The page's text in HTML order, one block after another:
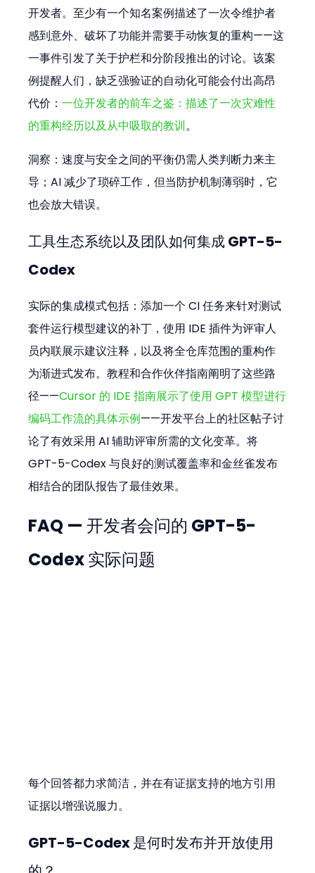
开发者。至少有一个知名案例描述了一次令维护者
感到意外、破坏了功能并需要手动恢复的重构——这
一事件引发了关于护栏和分阶段推出的讨论。该案
例提醒人们，缺乏强验证的自动化可能会付出高昂
代价：一位开发者的前车之鉴：描述了一次灾难性
的重构经历以及从中吸取的教训。
洞察：速度与安全之间的平衡仍需人类判断力来主
导；AI 减少了琐碎工作，但当防护机制薄弱时，它
也会放大错误。
工具生态系统以及团队如何集成 GPT-5-
Codex
实际的集成模式包括：添加一个 CI 任务来针对测试
套件运行模型建议的补丁，使用 IDE 插件为评审人
员内联展示建议注释，以及将全仓库范围的重构作
为渐进式发布。教程和合作伙伴指南阐明了这些路
径——Cursor 的 IDE 指南展示了使用 GPT 模型进行
编码工作流的具体示例——开发平台上的社区帖子讨
论了有效采用 AI 辅助评审所需的文化变革。将
GPT-5-Codex 与良好的测试覆盖率和金丝雀发布
相结合的团队报告了最佳效果。
FAQ — 开发者会问的 GPT-5-
Codex 实际问题
每个回答都力求简洁，并在有证据支持的地方引用
证据以增强说服力。
GPT-5-Codex 是何时发布并开放使用